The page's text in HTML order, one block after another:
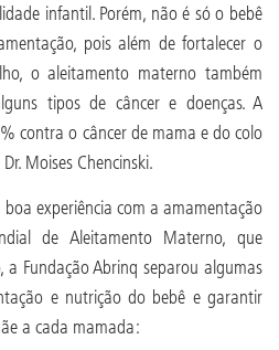
infantil. Porém, não é só o bebê
pois além de fortalecer o
o aleitamento materno também
tipos de câncer e doenças. A
contra o câncer de mama e do colo
Moises Chencinski.
experiência com a amamentação
de Aleitamento Materno, que
Fundação Abrinq separou algumas
e nutrição do bebê e garantir
a cada mamada: